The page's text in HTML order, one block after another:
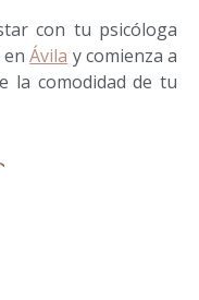
con tu psicóloga
enÁvila y comienza a
la comodidad de tu